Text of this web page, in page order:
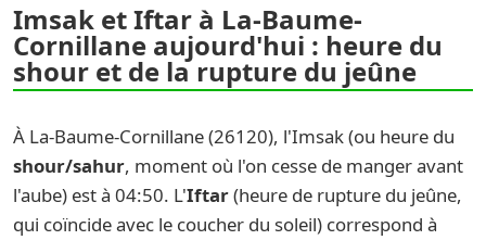
Imsak et Iftar à La-Baume-
Cornillane aujourd'hui : heure du
shour et de la rupture du jeûne
À La-Baume-Cornillane (26120), l'Imsak (ou heure du
shour/sahur, moment où l'on cesse de manger avant
l'aube) est à 04:50. L'Iftar(heure de rupture du jeûne,
qui coïncide avec le coucher du soleil) correspond à